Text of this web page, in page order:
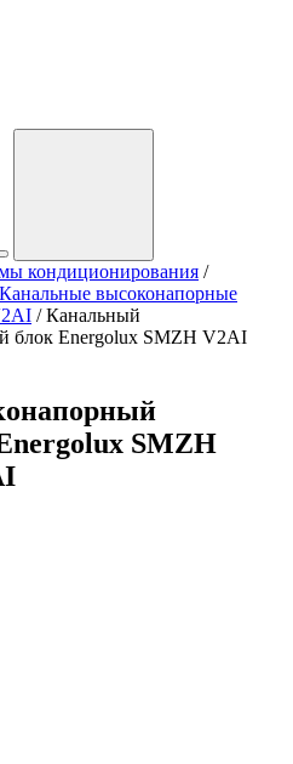
кондиционирования /
Канальные высоконапорные
/Канальный
блок Energolux SMZH V2AI
SMZH